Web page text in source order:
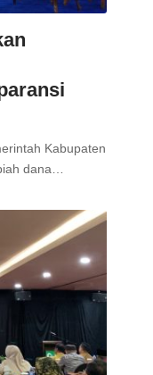
Kabupaten
dana…